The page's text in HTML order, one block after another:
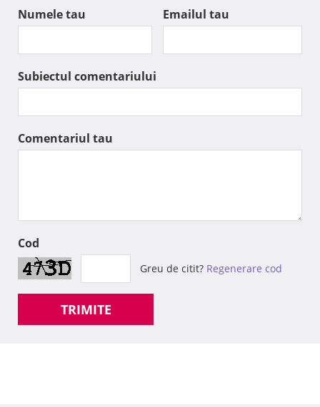
Numele tau Emailul tau
Subiectul comentariului
Comentariul tau
Cod
Greu de citit? Regenerare cod
TRIMITE